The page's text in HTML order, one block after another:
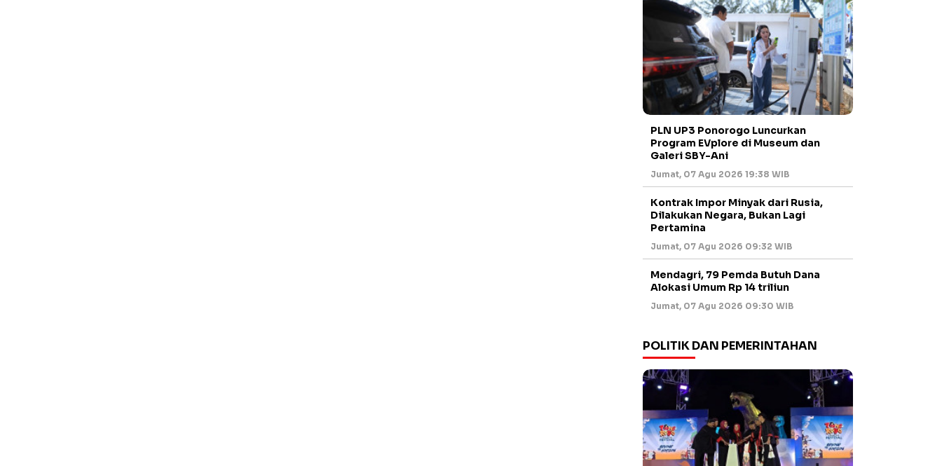
PLN UP3 Ponorogo Luncurkan
Program EVplore di Museum dan
Galeri SBY-Ani
Jumat, 07 Agu 2026 19:38 WIB
Kontrak Impor Minyak dari Rusia,
Dilakukan Negara, Bukan Lagi
Pertamina
Jumat, 07 Agu 2026 09:32 WIB
Mendagri, 79 Pemda Butuh Dana
Alokasi Umum Rp 14 triliun
Jumat, 07 Agu 2026 09:30 WIB
POLITIK DAN PEMERINTAHAN